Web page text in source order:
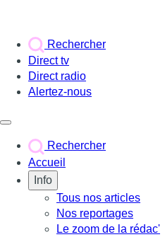
Rechercher
Direct tv
Direct radio
Alertez-nous
Rechercher
Accueil
Info
Tous nos articles
Nos reportages
Le zoom de la rédac'